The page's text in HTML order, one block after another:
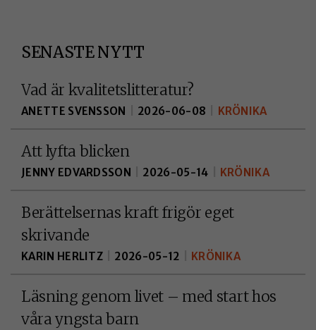
SENASTE NYTT
Vad är kvalitetslitteratur?
ANETTE SVENSSON 2026-06-08 KRÖNIKA
Att lyfta blicken
JENNY EDVARDSSON 2026-05-14 KRÖNIKA
Berättelsernas kraft frigör eget
skrivande
KARIN HERLITZ 2026-05-12 KRÖNIKA
Läsning genom livet – med start hos
våra yngsta barn
STATISTIK
Kakor för statistik
hjälper oss att förstå
att vi samlar in
anonymt. I
innebär det att vi ge